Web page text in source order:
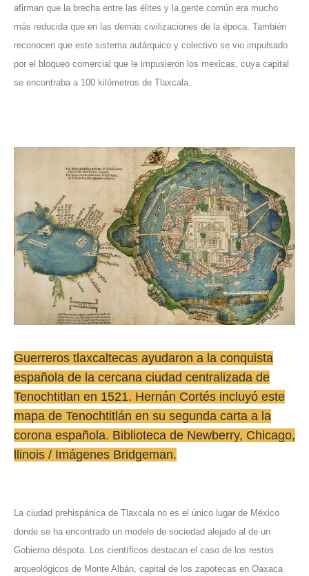
afirman que la brecha entre las élites y la gente común era mucho
más reducida que en las demás civilizaciones de la época. También
reconocen que este sistema autárquico y colectivo se vio impulsado
por el bloqueo comercial que le impusieron los mexicas, cuya capital
se encontraba a 100 kilómetros de Tlaxcala.
Guerreros tlaxcaltecas ayudaron a la conquista
española de la cercana ciudad centralizada de
Tenochtitlan en 1521. Hernán Cortés incluyó este
mapa de Tenochtitlán en su segunda carta a la
corona española. Biblioteca de Newberry, Chicago,
llinois / Imágenes Bridgeman.
La ciudad prehispánica de Tlaxcala no es el único lugar de México
donde se ha encontrado un modelo de sociedad alejado al de un
Gobierno déspota. Los científicos destacan el caso de los restos
arqueológicos de Monte Albán, capital de los zapotecas en Oaxaca